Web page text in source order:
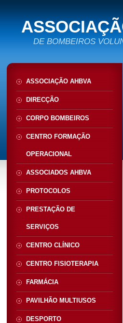
DE BOMBEIROS
ASSOCIAÇÃO AHBVA
DIRECÇÃO
CORPO BOMBEIROS
CENTRO FORMAÇÃO
OPERACIONAL
ASSOCIADOS AHBVA
PROTOCOLOS
PRESTAÇÃO DE
SERVIÇOS
CENTRO CLÍNICO
CENTRO FISIOTERAPIA
FARMÁCIA
PAVILHÃO MULTIUSOS
DESPORTO